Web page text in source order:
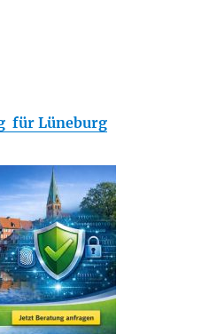
für Lüneburg